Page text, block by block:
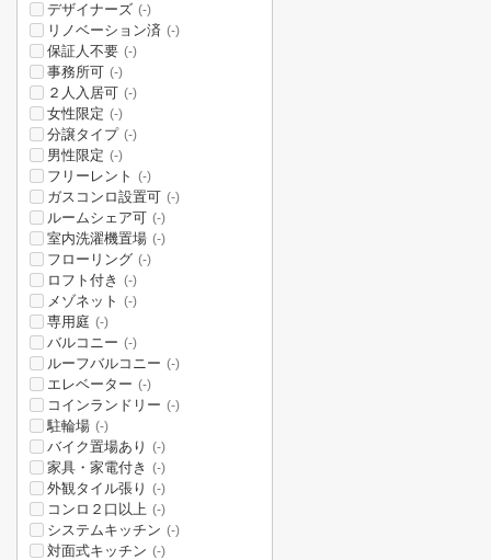
デザイナーズ (-)
リノベーション済 (-)
保証人不要 (-)
事務所可 (-)
２人入居可 (-)
女性限定 (-)
分譲タイプ (-)
男性限定 (-)
フリーレント (-)
ガスコンロ設置可 (-)
ルームシェア可 (-)
室内洗濯機置場 (-)
フローリング (-)
ロフト付き (-)
メゾネット (-)
専用庭 (-)
バルコニー (-)
ルーフバルコニー (-)
エレベーター (-)
コインランドリー (-)
駐輪場 (-)
バイク置場あり (-)
家具・家電付き (-)
外観タイル張り (-)
コンロ２口以上 (-)
システムキッチン (-)
対面式キッチン (-)